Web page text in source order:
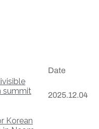
Date
summit
2025.12.04
Korean